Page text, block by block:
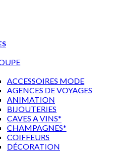
ACCESSOIRES MODE
AGENCES DE VOYAGES
ANIMATION
BIJOUTERIES
CAVES A VINS*
CHAMPAGNES*
COIFFEURS
DÉCORATION